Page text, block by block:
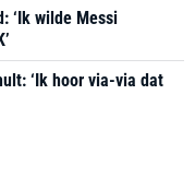
‘Ik wilde Messi
‘Ik hoor via-via dat